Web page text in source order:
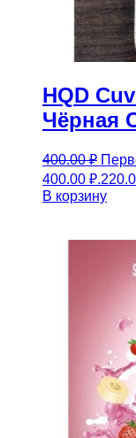
HQD
Чёрная
400.00₽
400.00 ₽.
В корзину